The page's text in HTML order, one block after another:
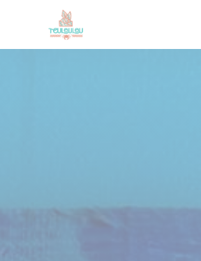
Personnalisation de vos choix en matière